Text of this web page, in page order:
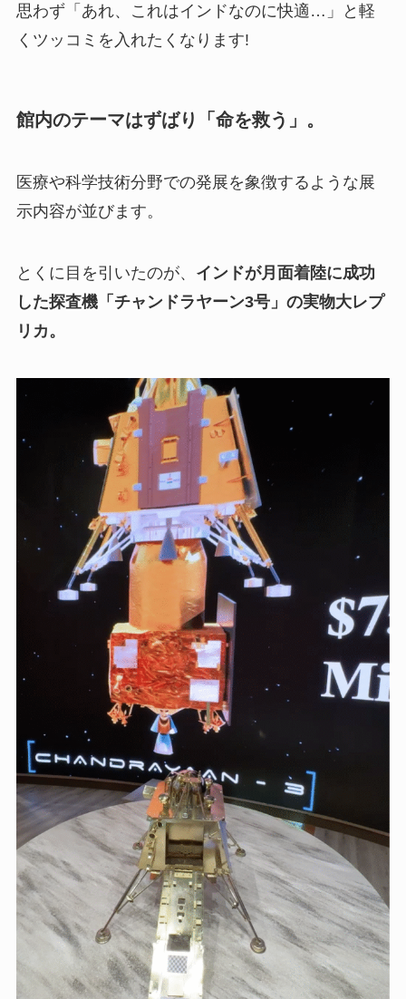
思わず「あれ、これはインドなのに快適…」と軽
くツッコミを入れたくなります!
館内のテーマはずばり「命を救う」。
医療や科学技術分野での発展を象徴するような展
示内容が並びます。
とくに目を引いたのが、 インドが月面着陸に成功
した探査機「チャンドラヤーン3号」の実物大レプ
リカ。